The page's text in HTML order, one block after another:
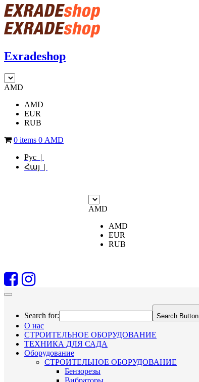
Exradeshop
AMD
AMD
EUR
RUB
0 items 0 AMD
Рус |
Հայ |
AMD
AMD
EUR
RUB
Search for: Search Button
О нас
СТРОИТЕЛЬНОЕ ОБОРУДОВАНИЕ
ТЕХНИКА ДЛЯ САДА
Оборудование
СТРОИТЕЛЬНОЕ ОБОРУДОВАНИЕ
Бензорезы
Вибраторы